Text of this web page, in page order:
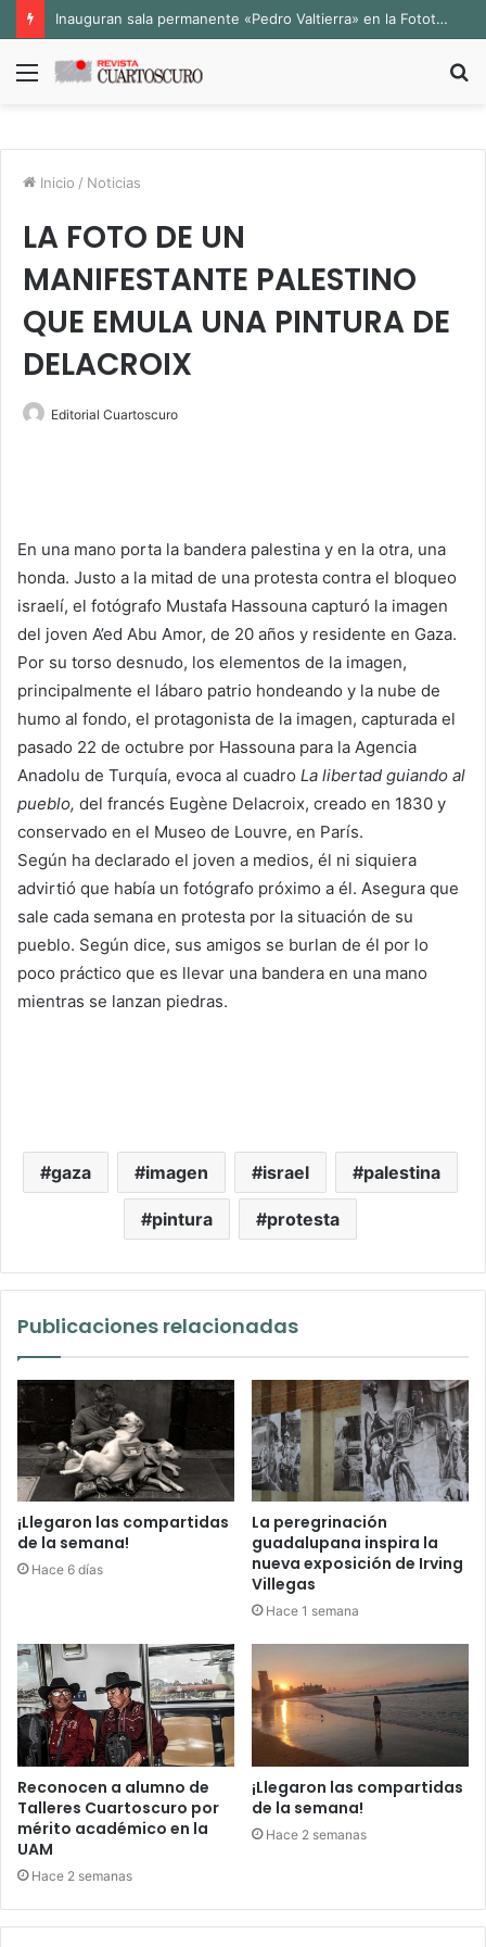
Inauguran sala permanente «Pedro Valtierra» en la Fototeca de Zacatecas
Menú
Inicio / Noticias
LA FOTO DE UN
MANIFESTANTE PALESTINO
QUE EMULA UNA PINTURA DE
DELACROIX
Editorial Cuartoscuro
En una mano porta la bandera palestina y en la otra, una
honda. Justo a la mitad de una protesta contra el bloqueo
israelí, el fotógrafo Mustafa Hassouna capturó la imagen
del joven A’ed Abu Amor, de 20 años y residente en Gaza.
Por su torso desnudo, los elementos de la imagen,
principalmente el lábaro patrio hondeando y la nube de
humo al fondo, el protagonista de la imagen, capturada el
pasado 22 de octubre por Hassouna para la Agencia
Anadolu de Turquía, evoca al cuadro La libertad guiando al
pueblo, del francés Eugène Delacroix, creado en 1830 y
conservado en el Museo de Louvre, en París.
Según ha declarado el joven a medios, él ni siquiera
advirtió que había un fotógrafo próximo a él. Asegura que
sale cada semana en protesta por la situación de su
pueblo. Según dice, sus amigos se burlan de él por lo
poco práctico que es llevar una bandera en una mano
mientras se lanzan piedras.
gaza imagen israel palestina
pintura protesta
Publicaciones relacionadas
¡Llegaron las compartidas
de la semana!
Hace 6 días
La peregrinación
guadalupana inspira la
nueva exposición de Irving
Villegas
Hace 1 semana
Reconocen a alumno de
Talleres Cuartoscuro por
mérito académico en la
UAM
Hace 2 semanas
¡Llegaron las compartidas
de la semana!
Hace 2 semanas